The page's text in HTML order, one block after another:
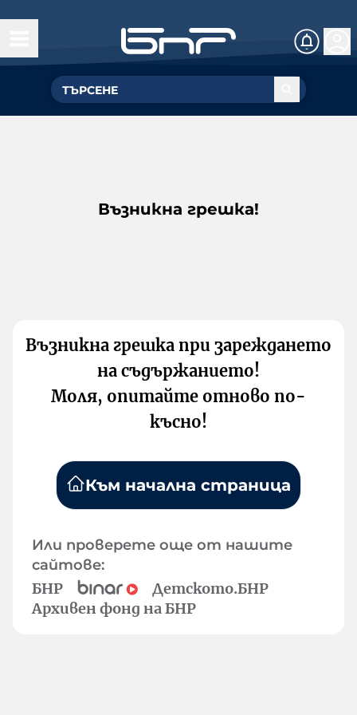
Възникна грешка!
Възникна грешка при зареждането
на съдържанието!
Моля, опитайте отново по-
късно!
Към начална страница
Или проверете още от нашите
сайтове:
БНР
Детското.БНР
Архивен фонд на БНР